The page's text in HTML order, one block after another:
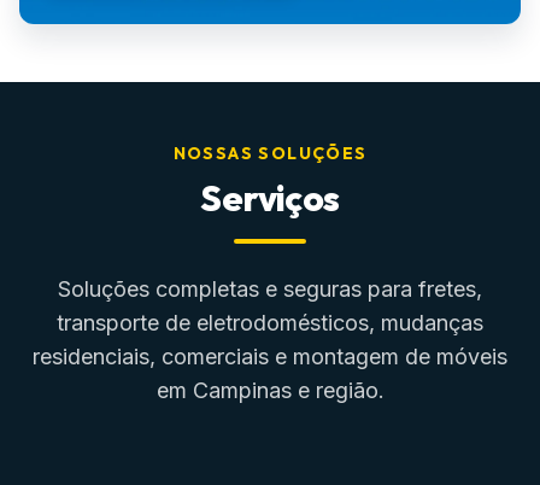
NOSSAS SOLUÇÕES
Serviços
Soluções completas e seguras para fretes,
transporte de eletrodomésticos, mudanças
residenciais, comerciais e montagem de móveis
em Campinas e região.